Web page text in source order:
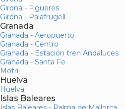
Girona - Figueres
Girona - Palafrugell
Granada
Granada - Aeropuerto
Granada - Centro
Granada - Estación tren Andaluces
Granada - Santa Fe
Motril
Huelva
Huelva
Islas Baleares